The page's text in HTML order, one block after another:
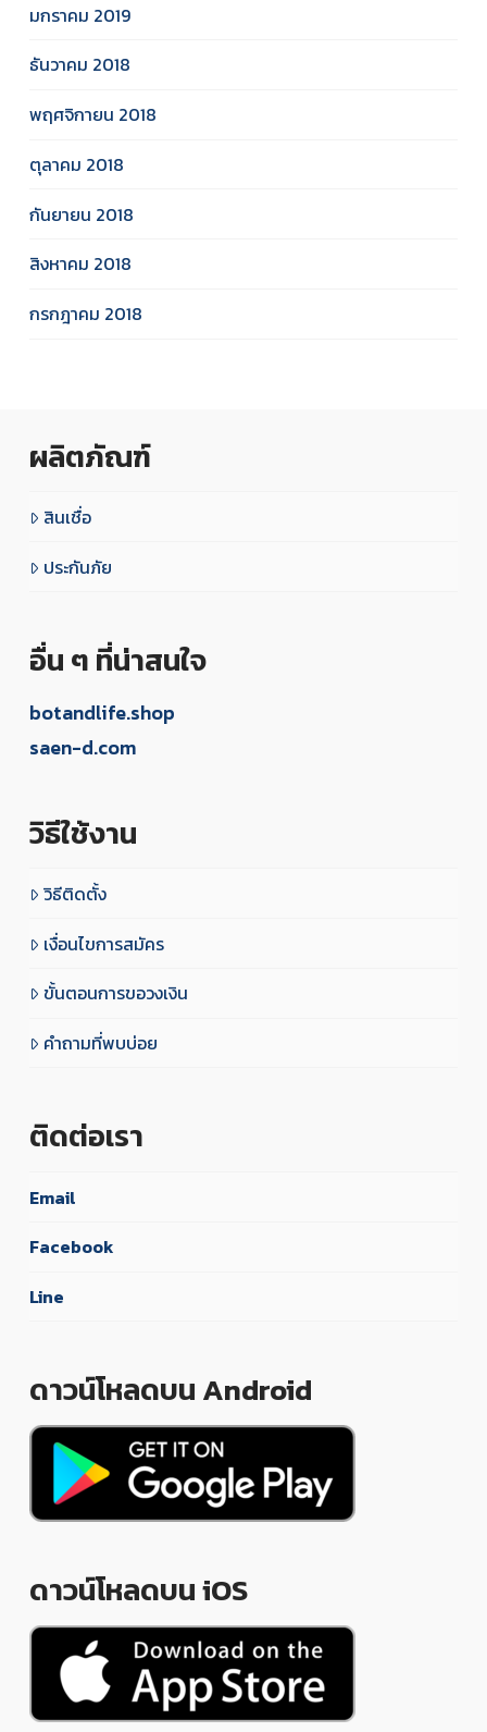
มกราคม 2019
ธันวาคม 2018
พฤศจิกายน 2018
ตุลาคม 2018
กันยายน 2018
สิงหาคม 2018
กรกฎาคม 2018
ผลิตภัณฑ์
สินเชื่อ
ประกันภัย
อื่น ๆ ที่น่าสนใจ
botandlife.shop
saen-d.com
วิธีใช้งาน
วิธีติดตั้ง
เงื่อนไขการสมัคร
ขั้นตอนการขอวงเงิน
คำถามที่พบบ่อย
ติดต่อเรา
Email
Facebook
Line
ดาวน์โหลดบน Android
ดาวน์โหลดบน iOS